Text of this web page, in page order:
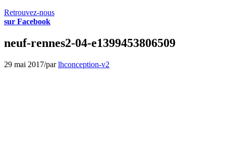
Retrouvez-nous
sur Facebook
neuf-rennes2-04-e1399453806509
29 mai 2017/parlhconception-v2